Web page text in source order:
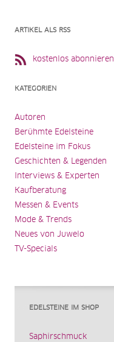
ARTIKEL ALS RSS
kostenlos abonnieren
KATEGORIEN
Autoren
Berühmte Edelsteine
Edelsteine im Fokus
Geschichten & Legenden
Interviews & Experten
Kaufberatung
Messen & Events
Mode & Trends
Neues von Juwelo
TV-Specials
EDELSTEINE IM SHOP
Saphirschmuck